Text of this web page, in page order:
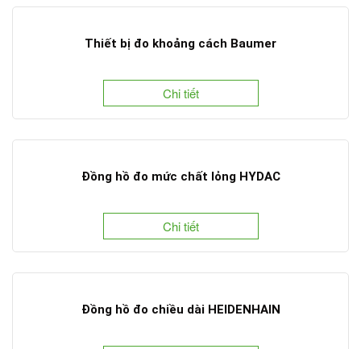
Thiết bị đo khoảng cách Baumer
Chi tiết
Đồng hồ đo mức chất lỏng HYDAC
Chi tiết
Đồng hồ đo chiều dài HEIDENHAIN